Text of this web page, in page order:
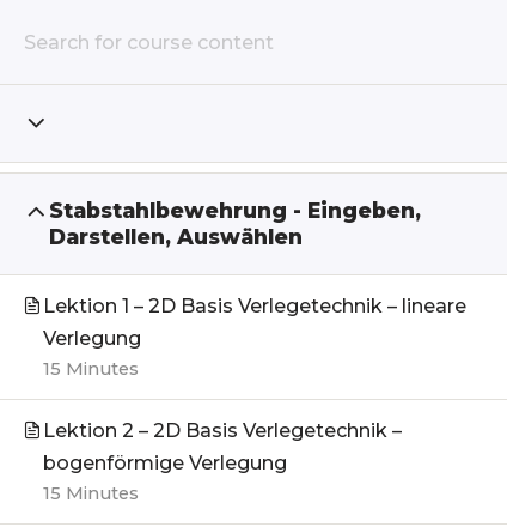
springen
Start Kurse CAD
Stabstahlbewehrung - Eingeben,
Darstellen, Auswählen
Lektion 1 – 2D Basis Verlegetechnik – lineare
Verlegung
15 Minutes
Lektion 2 – 2D Basis Verlegetechnik –
bogenförmige Verlegung
15 Minutes